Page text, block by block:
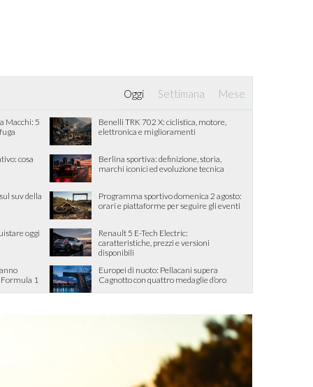
Oggi Settimana Mese
Macchi: 5
Benelli TRK 702 X: ciclistica, motore,
elettronica e miglioramenti
cosa
Berlina sportiva: definizione, storia,
marchi iconici ed evoluzione tecnica
suv della
Programma sportivo domenica 2 agosto:
orari e piattaforme per seguire gli eventi
oggi
Renault 5 E-Tech Electric:
caratteristiche, prezzi e versioni
disponibili
Formula 1
Europei di nuoto: Pellacani supera
Cagnotto con quattro medaglie d’oro